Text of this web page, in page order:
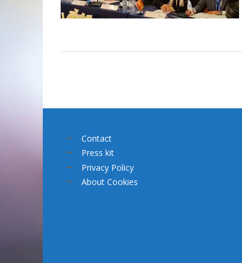
Contact
Press kit
Privacy Policy
About Cookies